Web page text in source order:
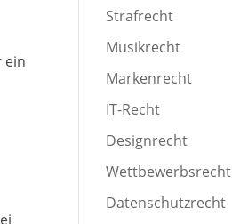
ein
Strafrecht
Musikrecht
Markenrecht
IT-Recht
Designrecht
Wettbewerbsrecht
Datenschutzrecht